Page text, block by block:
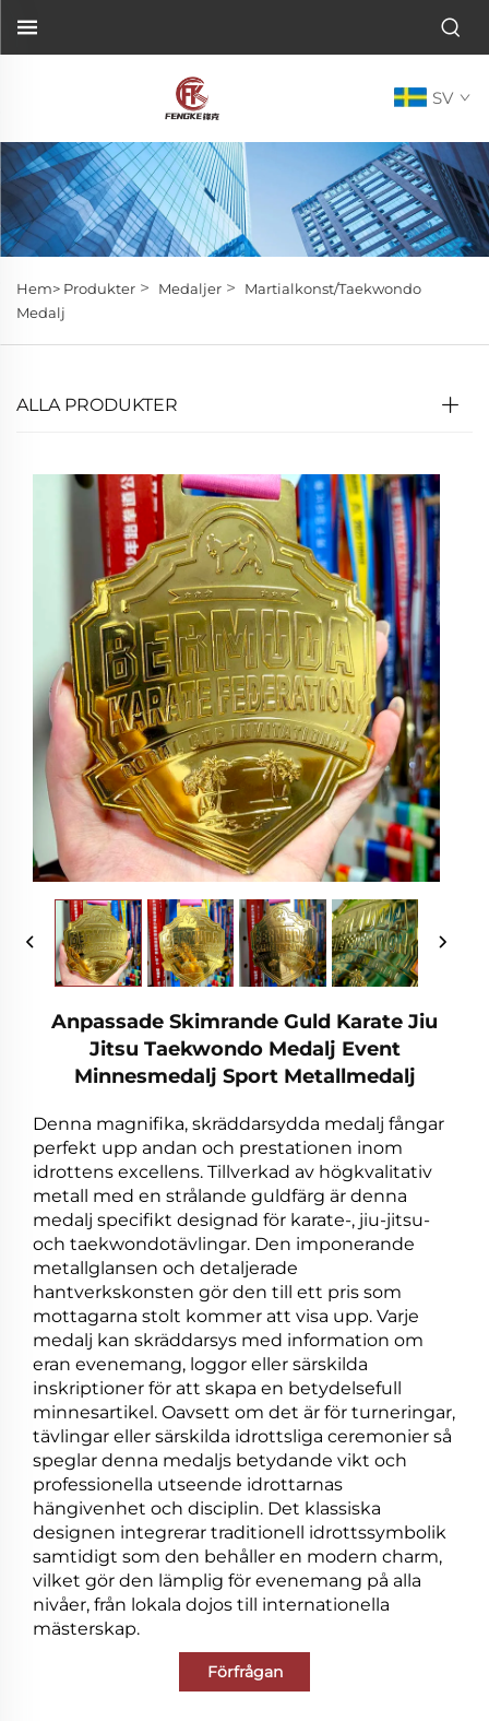
SV
Hem> Produkter > Medaljer >
Martialkonst/Taekwondo
Medalj
ALLA PRODUKTER
Anpassade Skimrande Guld Karate Jiu
Jitsu Taekwondo Medalj Event
Minnesmedalj Sport Metallmedalj
Denna magnifika, skräddarsydda medalj fångar
perfekt upp andan och prestationen inom
idrottens excellens. Tillverkad av högkvalitativ
metall med en strålande guldfärg är denna
medalj specifikt designad för karate-, jiu-jitsu-
och taekwondotävlingar. Den imponerande
metallglansen och detaljerade
hantverkskonsten gör den till ett pris som
mottagarna stolt kommer att visa upp. Varje
medalj kan skräddarsys med information om
eran evenemang, loggor eller särskilda
inskriptioner för att skapa en betydelsefull
minnesartikel. Oavsett om det är för turneringar,
tävlingar eller särskilda idrottsliga ceremonier så
speglar denna medaljs betydande vikt och
professionella utseende idrottarnas
hängivenhet och disciplin. Det klassiska
designen integrerar traditionell idrottssymbolik
samtidigt som den behåller en modern charm,
vilket gör den lämplig för evenemang på alla
nivåer, från lokala dojos till internationella
mästerskap.
Förfrågan